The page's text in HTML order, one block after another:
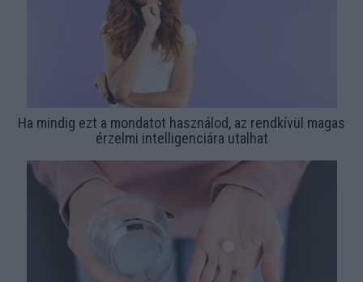
Ha mindig ezt a mondatot használod, az rendkívül magas
érzelmi intelligenciára utalhat